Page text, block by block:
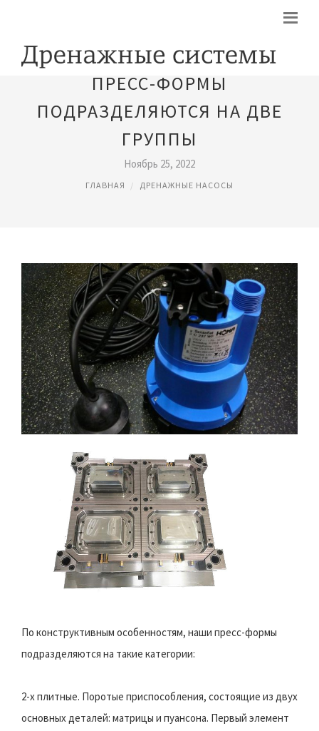
ПРЕСС-ФОРМЫ
ПОДРАЗДЕЛЯЮТСЯ НА ДВЕ
ГРУППЫ
Ноябрь 25, 2022
ГЛАВНАЯ ДРЕНАЖНЫЕ НАСОСЫ
По конструктивным особенностям, наши пресс-формы
подразделяются на такие категории:
2-х плитные. Поротые приспособления, состоящие из двух
основных деталей: матрицы и пуансона. Первый элемент